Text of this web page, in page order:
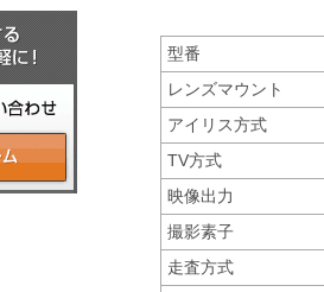
型番
レンズマウント
アイリス方式
TV方式
映像出力
撮影素子
走査方式